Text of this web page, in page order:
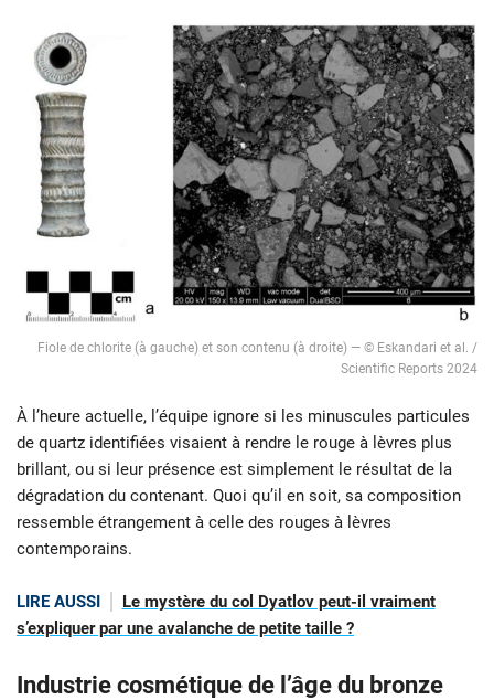
Fiole de chlorite (à gauche) et son contenu (à droite) — © Eskandari et al. /
Scientific Reports 2024
À l’heure actuelle, l’équipe ignore si les minuscules particules
de quartz identifiées visaient à rendre le rouge à lèvres plus
brillant, ou si leur présence est simplement le résultat de la
dégradation du contenant. Quoi qu’il en soit, sa composition
ressemble étrangement à celle des rouges à lèvres
contemporains.
LIRE AUSSI
Le mystère du col Dyatlov peut-il vraiment
s’expliquer par une avalanche de petite taille ?
Industrie cosmétique de l’âge du bronze